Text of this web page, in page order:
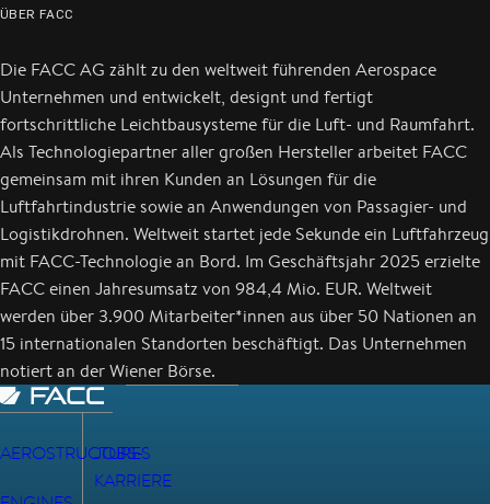
ÜBER FACC
Die FACC AG zählt zu den weltweit führenden Aerospace
Unternehmen und entwickelt, designt und fertigt
fortschrittliche Leichtbausysteme für die Luft- und Raumfahrt.
Als Technologiepartner aller großen Hersteller arbeitet FACC
gemeinsam mit ihren Kunden an Lösungen für die
Luftfahrtindustrie sowie an Anwendungen von Passagier- und
Logistikdrohnen. Weltweit startet jede Sekunde ein Luftfahrzeug
mit FACC-Technologie an Bord. Im Geschäftsjahr 2025 erzielte
FACC einen Jahresumsatz von 984,4 Mio. EUR. Weltweit
werden über 3.900 Mitarbeiter*innen aus über 50 Nationen an
15 internationalen Standorten beschäftigt. Das Unternehmen
notiert an der Wiener Börse.
AEROSTRUCTURES
JOBS-
KARRIERE